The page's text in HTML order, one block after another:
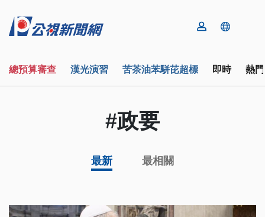
總預算審查 漢光演習 苦茶油苯駢芘超標 即時 熱
#政要
最新 最相關